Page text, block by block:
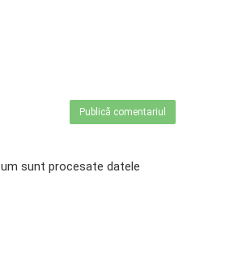
sunt procesate datele